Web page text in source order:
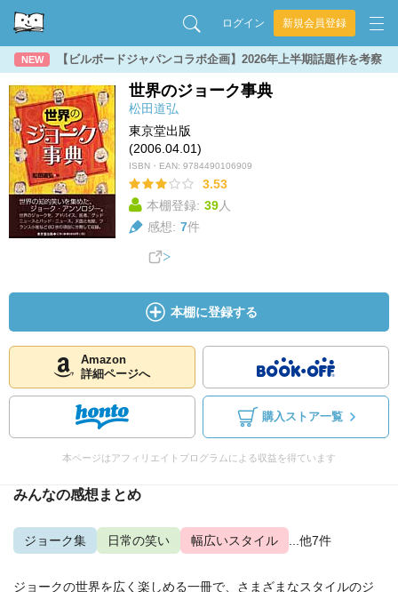
ログイン 新規会員登録
NEW 【ビルボードジャパンコラボ企画】2026年上半期話題作を考察
世界のジョーク事典
松田道弘
東京堂出版
(2006.04.01)
ISBN・EAN: 9784490106909
3.53
本棚登録: 39人
感想: 7件
本棚に登録する
Amazon
詳細ページへ
購入ストア一覧
本ページはアフィリエイトプログラムによる収益を得ています
みんなの感想まとめ
ジョーク集 日常の笑い 幅広いスタイル ...他7件
ジョークの世界を広く楽しめる一冊で、さまざまなスタイルのジ